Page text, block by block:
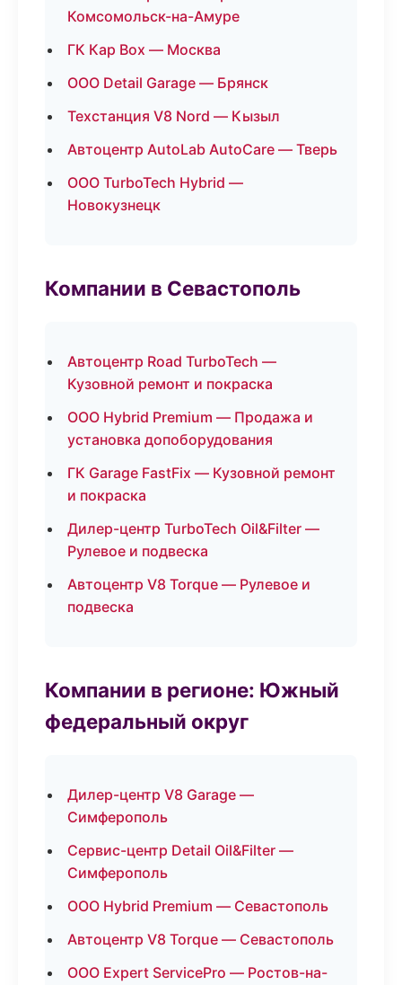
Комсомольск-на-Амуре
ГК Кар Box — Москва
ООО Detail Garage — Брянск
Техстанция V8 Nord — Кызыл
Автоцентр AutoLab AutoCare — Тверь
ООО TurboTech Hybrid —
Новокузнецк
Компании в Севастополь
Автоцентр Road TurboTech —
Кузовной ремонт и покраска
ООО Hybrid Premium — Продажа и
установка допоборудования
ГК Garage FastFix — Кузовной ремонт
и покраска
Дилер-центр TurboTech Oil&Filter —
Рулевое и подвеска
Автоцентр V8 Torque — Рулевое и
подвеска
Компании в регионе: Южный
федеральный округ
Дилер-центр V8 Garage —
Симферополь
Сервис-центр Detail Oil&Filter —
Симферополь
ООО Hybrid Premium — Севастополь
Автоцентр V8 Torque — Севастополь
ООО Expert ServicePro — Ростов-на-